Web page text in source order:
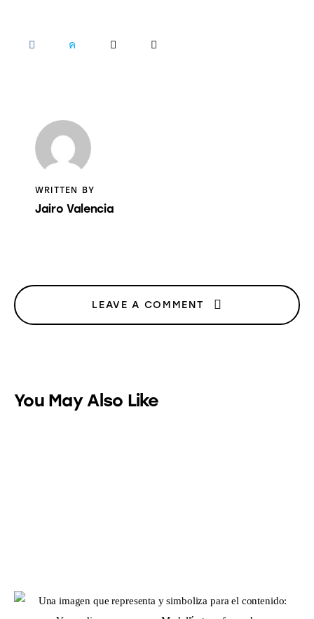
SHARE SHARE SHARE COPY
WRITTEN BY
Jairo Valencia
LEAVE A COMMENT
You May Also Like